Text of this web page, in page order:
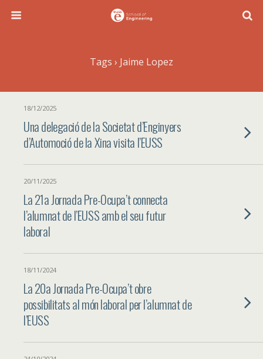
Tags › Jaime Lopez
18/12/2025
Una delegació de la Societat d’Enginyers
d’Automoció de la Xina visita l’EUSS
20/11/2025
La 21a Jornada Pre-Ocupa’t connecta
l’alumnat de l’EUSS amb el seu futur
laboral
18/11/2024
La 20a Jornada Pre-Ocupa’t obre
possibilitats al món laboral per l’alumnat de
l’EUSS